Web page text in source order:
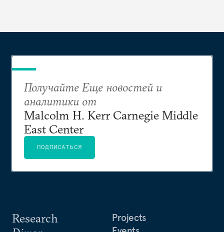
Research
Projects
Получайте Еще новостей и
аналитики от
Malcolm H. Kerr Carnegie Middle
East Center
ПОДПИСАТЬСЯ